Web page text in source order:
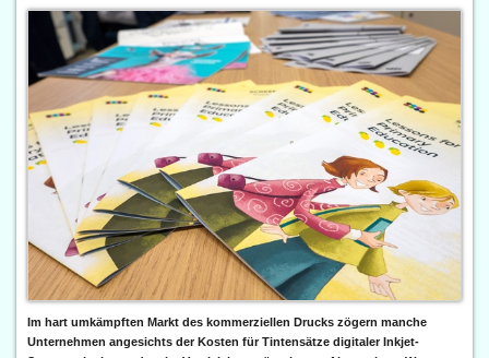
Im hart umkämpften Markt des kommerziellen Drucks zögern manche
Unternehmen angesichts der Kosten für Tintensätze digitaler Inkjet-